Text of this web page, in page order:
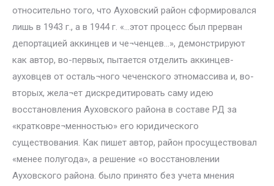
относительно того, что Ауховский район сформировался
лишь в 1943 г., а в 1944 г. «…этот процесс был прерван
депортацией аккинцев и че¬ченцев…», демонстрируют
как автор, во-первых, пытается отделить аккинцев-
ауховцев от осталь¬ного чеченского этномассива и, во-
вторых, жела¬ет дискредитировать саму идею
восстановления Ауховского района в составе РД за
«кратковре¬менностью» его юридического
существования. Как пишет автор, район просуществовал
«менее полугода», а решение «о восстановлении
Ауховского района. было принято без учета мнения